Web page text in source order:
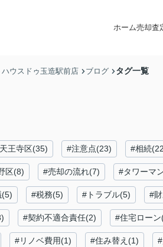
ホーム売却査
ウスドゥ玉造駅前店 ブログ タグ一覧
王寺区(35) #注意点(23) #相続
区(8) #売却の流れ(7) #タワーマ
(5) #税務(5) #トラブル(5) #
#契約不適合責任(2) #住宅ローン
#リノベ費用(1) #住み替え(1)